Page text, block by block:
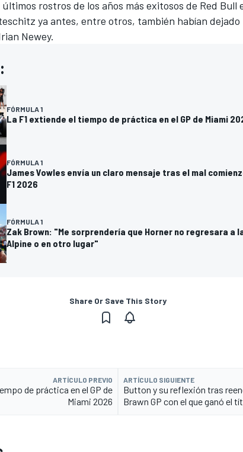
rostros de los años más exitosos de Red Bull
ya antes, entre otros, también habían dejado
Newey.
FÓRMULA 1
La F1 extiende el tiempo de práctica en el GP de Miami
FÓRMULA 1
James Vowles envía un claro mensaje tras el mal
F1 2026
FÓRMULA 1
Zak Brown: "Me sorprendería que Horner no regresara a
Alpine o en otro lugar"
Share Or Save This Story
ARTÍCULO PREVIO
de práctica en el GP de
Miami 2026
ARTÍCULO SIGUIENTE
Button y su reflexión tras
Brawn GP con el que ganó el